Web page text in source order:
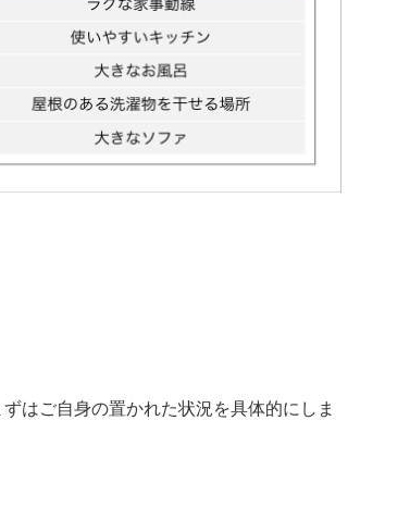
はご自身の置かれた状況を具体的にしま